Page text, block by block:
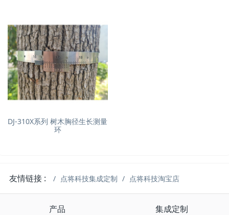
DJ-310X系列 树木胸径生长测量
环
友情链接 : 点将科技集成定制 点将科技淘宝店
产品 集成定制